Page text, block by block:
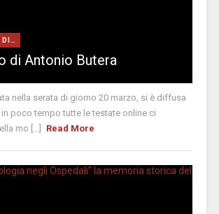
DI…
di Antonio Butera
nella serata di giorno 20 marzo, si è diffusa
poco tempo tutte le testate online ci
mo [...]
Read More